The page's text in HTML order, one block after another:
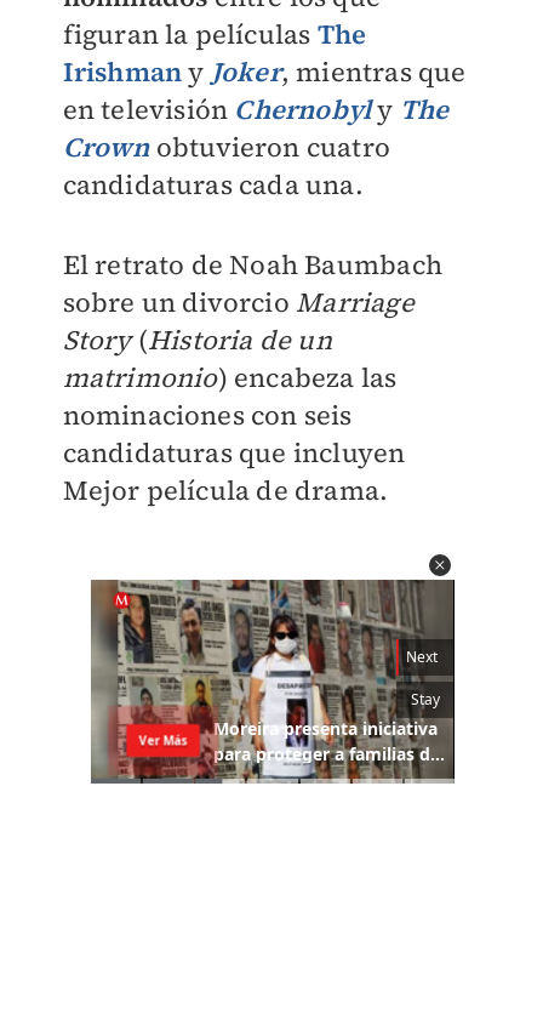
figuran la películas The
IrishmanyJoker, mientras que
en televisión Chernobyly The
Crownobtuvieron cuatro
candidaturas cada una.
El retrato de Noah Baumbach
sobre un divorcio Marriage
Story(Historia de un
matrimonio) encabeza las
nominaciones con seis
candidaturas que incluyen
Mejor película de drama.